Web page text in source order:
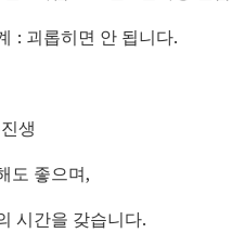
: 괴롭히면 안 됩니다.
생
도 좋으며,
시간을 갖습니다.